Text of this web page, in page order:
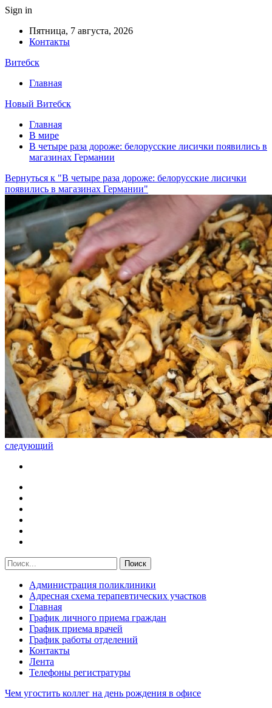
Sign in
Пятница, 7 августа, 2026
Контакты
Витебск
Главная
Новый Витебск
Главная
В мире
В четыре раза дороже: белорусские лисички появились в
магазинах Германии
Вернуться к "В четыре раза дороже: белорусские лисички
появились в магазинах Германии"
следующий
Администрация поликлиники
Адресная схема терапевтических участков
Главная
График личного приема граждан
График приема врачей
График работы отделений
Контакты
Лента
Телефоны регистратуры
Чем угостить коллег на день рождения в офисе